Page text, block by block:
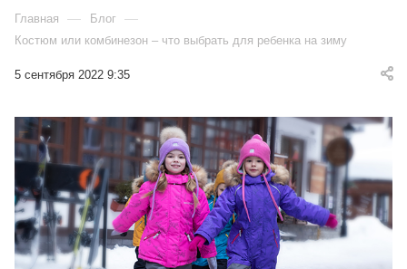
Главная — Блог —
Костюм или комбинезон – что выбрать для ребенка на зиму
5 сентября 2022 9:35